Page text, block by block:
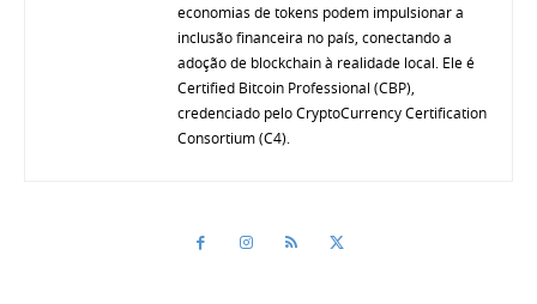
economias de tokens podem impulsionar a
inclusão financeira no país, conectando a
adoção de blockchain à realidade local. Ele é
Certified Bitcoin Professional (CBP),
credenciado pelo CryptoCurrency Certification
Consortium (C4).